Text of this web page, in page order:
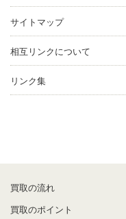
サイトマップ
相互リンクについて
リンク集
買取の流れ
買取のポイント